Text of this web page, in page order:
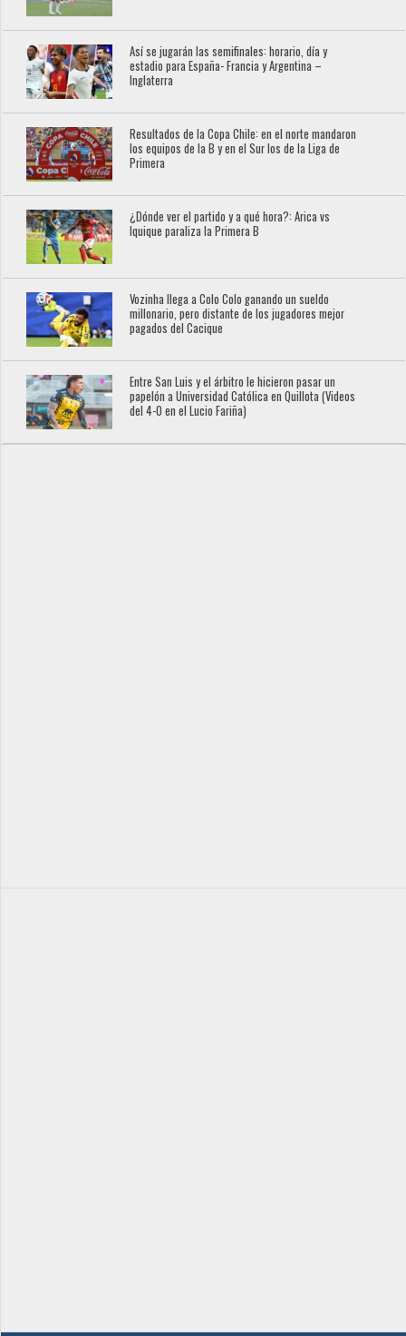
Así se jugarán las semifinales: horario, día y
estadio para España- Francia y Argentina –
Inglaterra
Resultados de la Copa Chile: en el norte mandaron
los equipos de la B y en el Sur los de la Liga de
Primera
¿Dónde ver el partido y a qué hora?: Arica vs
Iquique paraliza la Primera B
Vozinha llega a Colo Colo ganando un sueldo
millonario, pero distante de los jugadores mejor
pagados del Cacique
Entre San Luis y el árbitro le hicieron pasar un
papelón a Universidad Católica en Quillota (Videos
del 4-0 en el Lucio Fariña)